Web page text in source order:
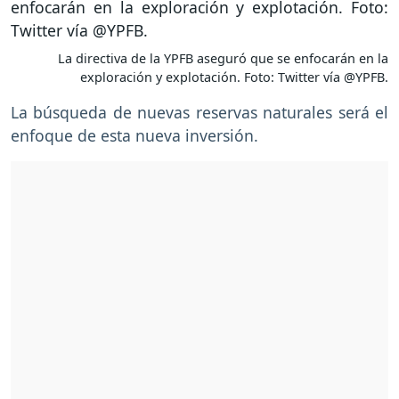
La directiva de la YPFB aseguró que se enfocarán en la
exploración y explotación. Foto: Twitter vía @YPFB.
La búsqueda de nuevas reservas naturales será el
enfoque de esta nueva inversión.